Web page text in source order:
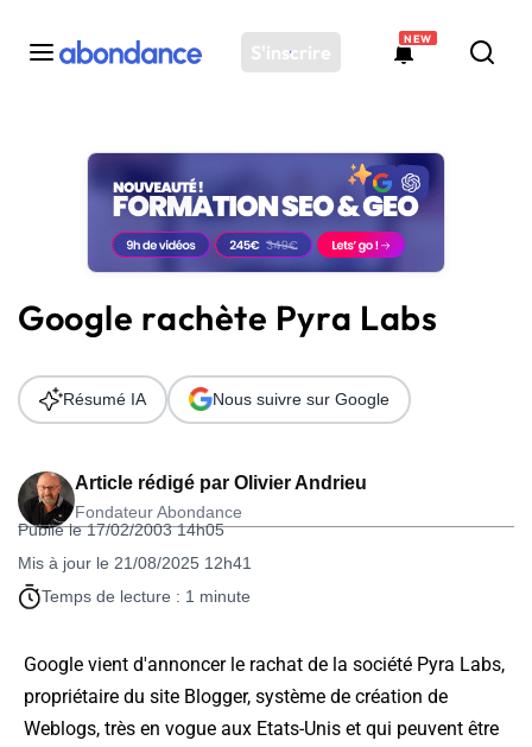
S'inscrire
NEW
Toutes les actus
Actus SEO
Plateforme
Solutions
Ressources
Audit SEO
Google rachète Pyra Labs
Article rédigé par Olivier Andrieu
Fondateur Abondance
Publié le 17/02/2003 14h05
Mis à jour le 21/08/2025 12h41
Temps de lecture : 1 minute
Résumé IA Nous suivre sur Google
Google vient d'annoncer le rachat de la société Pyra Labs,
propriétaire du site Blogger, système de création de
Weblogs, très en vogue aux Etats-Unis et qui peuvent être